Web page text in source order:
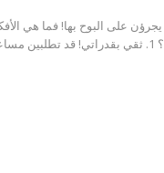
يجرؤن على البوح بها! فما هي
المنزل الذي تهتمّ بتنظيفه وترتيبه؟ 1. ثقي